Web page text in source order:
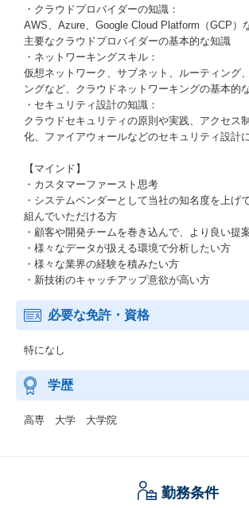
・クラウドプロバイダーの知識：
AWS、Azure、Google Cloud Platform（GCP）
主要なクラウドプロバイダーの基本的な知識
・ネットワーキングスキル：
仮想ネットワーク、サブネット、ルーティング
ングなど、クラウドネットワーキングの基本的
・セキュリティ設計の知識：
クラウドセキュリティの原則や実践、アクセス
化、ファイアウォールなどのセキュリティ設計
【マインド】
・カスタマーファースト思考
・システムベンダーとして当社の知名度を上げ
組んでいただける方
・顧客や開発チームを巻き込んで、より良い提
・様々なデータが扱える環境で分析したい方
・様々な業界の経験を積みたい方
・新技術のキャッチアップ意欲が高い方
必要な免許・資格
特になし
学歴
高専 大学 大学院
勤務条件